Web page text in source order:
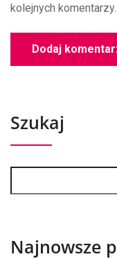
kolejnych komentarzy.
Szukaj
Najnowsze